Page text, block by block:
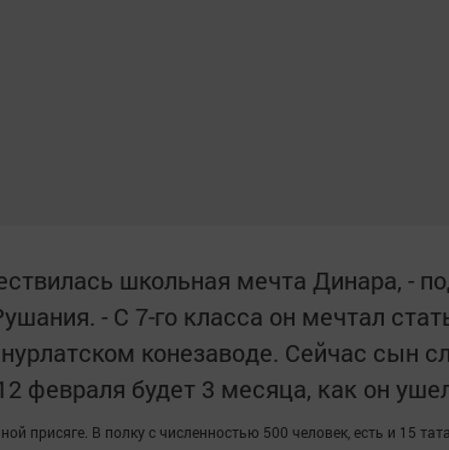
школьная мечта Динара, -
- С 7-го класса он мечтал
конезаводе. Сейчас сын
февраля будет 3 месяца, как он
присяге. В полку с численностью 500 человек, есть и 15